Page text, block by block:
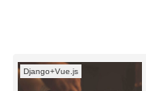
Django+Vue.js